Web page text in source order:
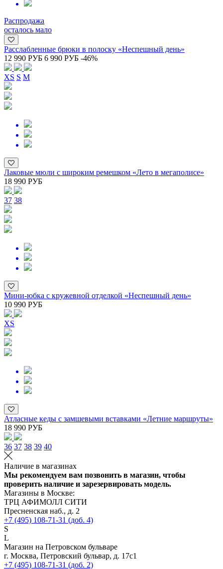
Распродажа
осталось мало
Расслабленные брюки в полоску «Неспешный день»
12 990 РУБ 6 990 РУБ -46%
XS S M
Лаковые мюли с широким ремешком «Лето в мегаполисе»
18 990 РУБ
37 38
Мини-юбка с кружевной отделкой «Неспешный день»
10 990 РУБ
XS
Атласные кеды с замшевыми вставками «Летние маршруты»
18 990 РУБ
36 37 38 39 40
Наличие в магазинах
Мы рекомендуем вам позвонить в магазин, чтобы
проверить наличие и зарезервировать модель.
Магазины в Москве:
ТРЦ АФИМОЛЛ СИТИ
Пресненская наб., д. 2
+7 (495) 108-71-31 (доб. 4)
S
L
Магазин на Петровском бульваре
г. Москва, Петровский бульвар, д. 17с1
+7 (495) 108-71-31 (доб. 2)